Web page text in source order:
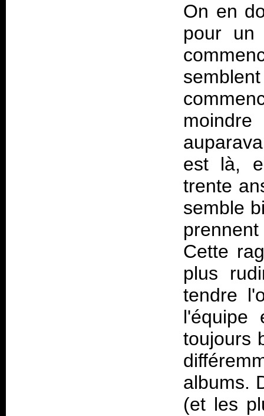
On en
pour un
est là,
trente
semble
Cette
plus
tendre
l'équipe
toujours
albums.
(et les